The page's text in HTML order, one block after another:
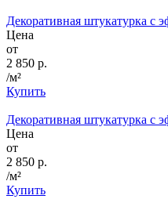
Декоративная штукатурка с
Цена
от
2 850 р.
/м²
Купить
Декоративная штукатурка с
Цена
от
2 850 р.
/м²
Купить